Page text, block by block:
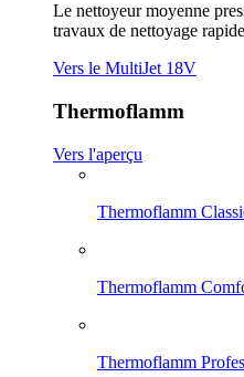
Le nettoyeur moyenne
travaux de nettoyage
Vers le MultiJet 18V
Thermoflamm
Vers l'aperçu
Thermoflamm
Thermoflamm
Thermoflamm